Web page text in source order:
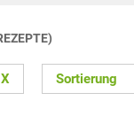
X Sortierung